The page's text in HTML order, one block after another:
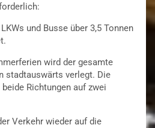
und Busse über 3,5 Tonnen
wird der gesamte
stadtauswärts verlegt. Die
Richtungen auf zwei
Verkehr wieder auf die